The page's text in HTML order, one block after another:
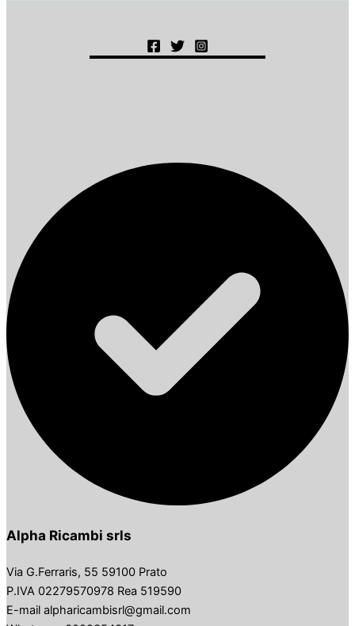
Alpha Ricambi srls
Via G.Ferraris, 55 59100 Prato
P.IVA 02279570978 Rea 519590
E-mail alpharicambisrl@gmail.com